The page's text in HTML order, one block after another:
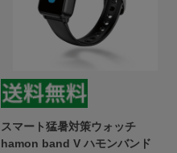
スマート猛暑対策ウォッチ
hamon band V ハモンバンド